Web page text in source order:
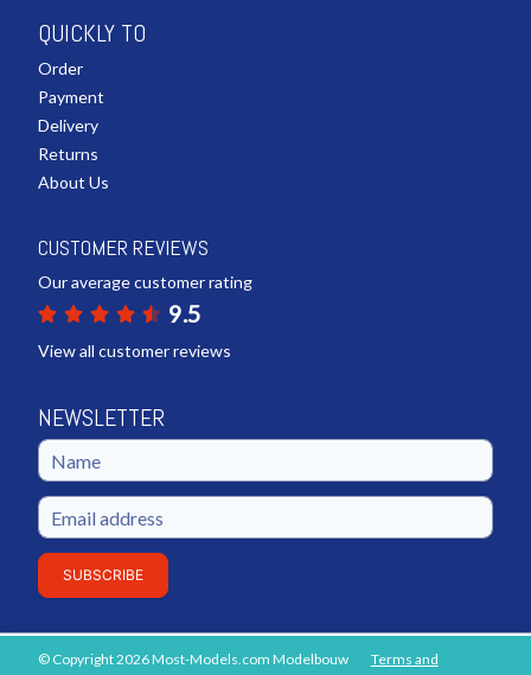
QUICKLY TO
Order
Payment
Delivery
Returns
About Us
CUSTOMER REVIEWS
Our average customer rating
9.5
View all customer reviews
NEWSLETTER
SUBSCRIBE
© Copyright 2026 Most-Models.com Modelbouw Terms and